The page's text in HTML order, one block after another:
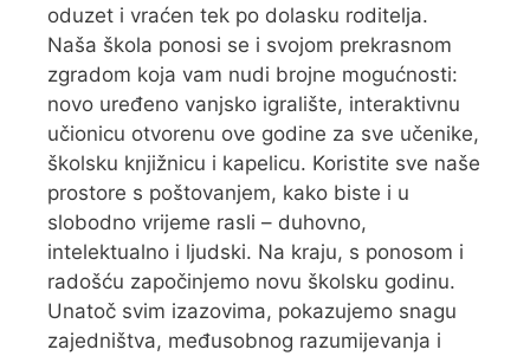
oduzet i vraćen tek po dolasku roditelja.
Naša škola ponosi se i svojom prekrasnom
zgradom koja vam nudi brojne mogućnosti:
novo uređeno vanjsko igralište, interaktivnu
učionicu otvorenu ove godine za sve učenike,
školsku knjižnicu i kapelicu. Koristite sve naše
prostore s poštovanjem, kako biste i u
slobodno vrijeme rasli – duhovno,
intelektualno i ljudski. Na kraju, s ponosom i
radošću započinjemo novu školsku godinu.
Unatoč svim izazovima, pokazujemo snagu
zajedništva, međusobnog razumijevanja i